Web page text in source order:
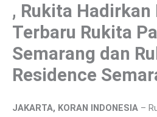
, Rukita Hadirkan
Terbaru Rukita
Semarang dan
Residence
JAKARTA, KORAN INDONESIA –